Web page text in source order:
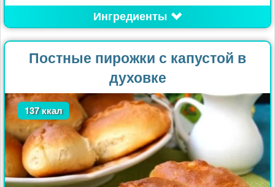
Ингредиенты
Постные пирожки с капустой в
духовке
137 ккал